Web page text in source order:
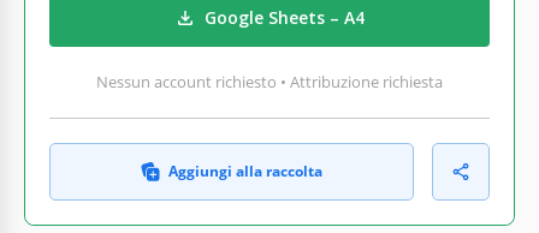
Google Sheets – A4
Nessun account richiesto • Attribuzione richiesta
Aggiungi alla raccolta